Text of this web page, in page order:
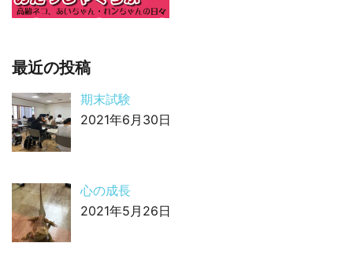
最近の投稿
期末試験
2021年6月30日
心の成長
2021年5月26日